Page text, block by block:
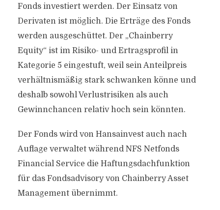
Fonds investiert werden. Der Einsatz von
Derivaten ist möglich. Die Erträge des Fonds
werden ausgeschüttet. Der „Chainberry
Equity“ ist im Risiko- und Ertragsprofil in
Kategorie 5 eingestuft, weil sein Anteilpreis
verhältnismäßig stark schwanken könne und
deshalb sowohl Verlustrisiken als auch
Gewinnchancen relativ hoch sein könnten.
Der Fonds wird von Hansainvest auch nach
Auflage verwaltet während NFS Netfonds
Financial Service die Haftungsdachfunktion
für das Fondsadvisory von Chainberry Asset
Management übernimmt.